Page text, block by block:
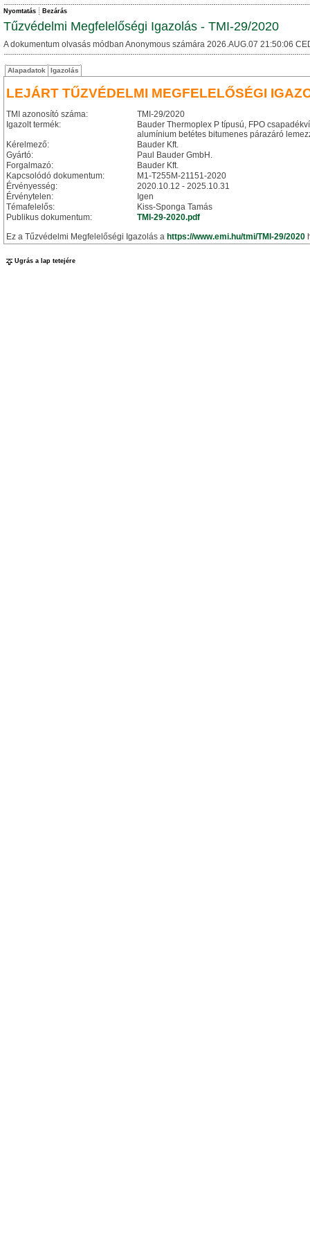
Nyomtatás Bezárás
Tűzvédelmi Megfelelőségi Igazolás - TMI-29/2020
A dokumentum olvasás módban Anonymous számára 2026.AUG.07 21:50:06
Alapadatok Igazolás
LEJÁRT TŰZVÉDELMI MEGFELELŐSÉGI
TMI azonosító száma:
TMI-29/2020
Igazolt termék:
Bauder Thermoplex P típusú, FPO
alumínium betétes bitumenes párazáró
Kérelmező:
Bauder Kft.
Gyártó:
Paul Bauder GmbH.
Forgalmazó:
Bauder Kft.
Kapcsolódó dokumentum:
M1-T255M-21151-2020
Érvényesség:
2020.10.12 - 2025.10.31
Érvénytelen:
Igen
Témafelelős:
Kiss-Sponga Tamás
Publikus dokumentum:
TMI-29-2020.pdf
Ez a Tűzvédelmi Megfelelőségi Igazolás a https://www.emi.hu/tmi/TMI-29/2020
Ugrás a lap tetejére